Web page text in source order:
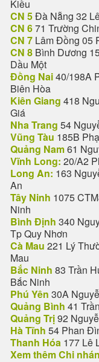
Kiều
CN 5Đà Nẵng 32
CN 671 Trường
CN 7 Lâm Đồng 05
CN 8 Bình Dương
Dầu Một
Đồng Nai40/198A
Biên Hòa
Kiên Giang 418
Giá
Nha Trang 54
Vũng Tàu 185B
Quảng Nam61
Vĩnh Long: 20/A2
Long An: 163
An
Tây Ninh 1075
Ninh
Bình Định 340
Tp Quy Nhơn
Cà Mau 221 Lý
Mau
Bắc Ninh 83 Trần
Bắc Ninh
Phú Yên 30A
Quảng Bình 41
Quảng Trị92
Hà Tĩnh 54 Phan
Thanh Hóa 177 Lê
Xem thêm Chi